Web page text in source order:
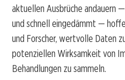
aktuellen Ausbrüche andauern
und schnell eingedämmt —
und Forscher, wertvolle Daten
potenziellen Wirksamkeit von
Behandlungen zu sammeln.